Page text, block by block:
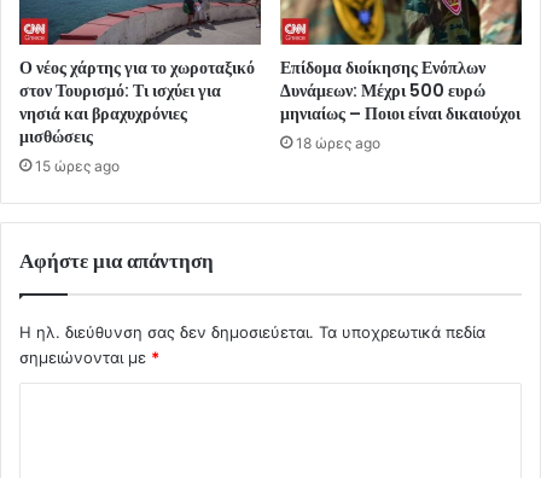
Ο νέος χάρτης για το χωροταξικό
στον Τουρισμό: Τι ισχύει για
νησιά και βραχυχρόνιες
μισθώσεις
15 ώρες ago
Επίδομα διοίκησης Ενόπλων
Δυνάμεων: Μέχρι 500 ευρώ
μηνιαίως – Ποιοι είναι δικαιούχοι
18 ώρες ago
Αφήστε μια απάντηση
Η ηλ. διεύθυνση σας δεν δημοσιεύεται. Τα υποχρεωτικά πεδία
σημειώνονται με *